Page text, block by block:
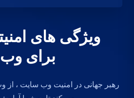
ویژگی های
برای
رهبر جهانی در امنیت وب سایت ،